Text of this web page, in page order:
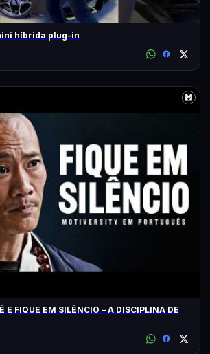
híbrida plug-in
E FIQUE EM SILÊNCIO – A DISCIPLINA DE